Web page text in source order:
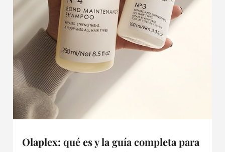
Olaplex: qué es y la guía completa para